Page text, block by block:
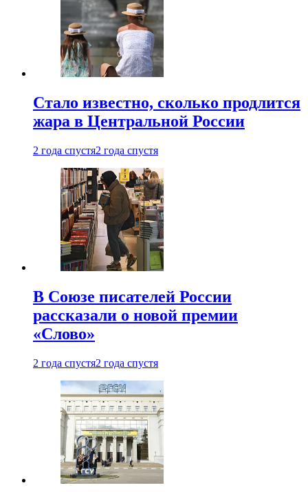
Стало известно, сколько продлится
жара в Центральной России
2 года спустя2 года спустя
В Союзе писателей России
рассказали о новой премии
«Слово»
2 года спустя2 года спустя